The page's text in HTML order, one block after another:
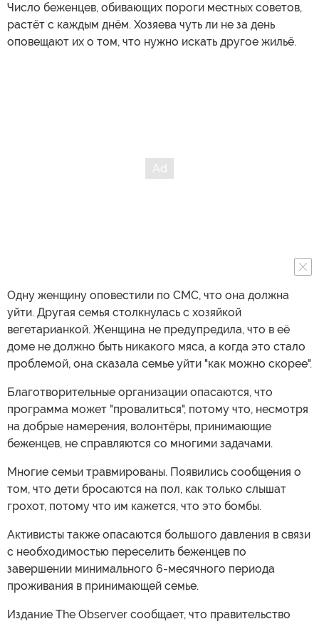
Число беженцев, обивающих пороги местных советов,
растёт с каждым днём. Хозяева чуть ли не за день
оповещают их о том, что нужно искать другое жильё.
Одну женщину оповестили по СМС, что она должна
уйти. Другая семья столкнулась с хозяйкой
вегетарианкой. Женщина не предупредила, что в её
доме не должно быть никакого мяса, а когда это стало
проблемой, она сказала семье уйти "как можно скорее".
Благотворительные организации опасаются, что
программа может "провалиться", потому что, несмотря
на добрые намерения, волонтёры, принимающие
беженцев, не справляются со многими задачами.
Многие семьи травмированы. Появились сообщения о
том, что дети бросаются на пол, как только слышат
грохот, потому что им кажется, что это бомбы.
Активисты также опасаются большого давления в связи
с необходимостью переселить беженцев по
завершении минимального 6-месячного периода
проживания в принимающей семье.
Издание The Observer сообщает, что правительство